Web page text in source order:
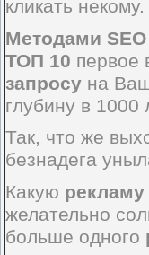
кликать некому.
Методами SEO
ТОП 10 первое
запросу на
глубину в 1000
Так, что же
безнадега
Какую рекламу
желательно
больше одного